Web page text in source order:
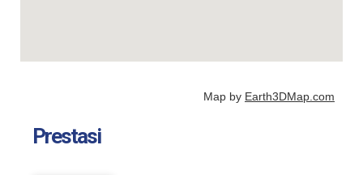
Map by Earth3DMap.com
Prestasi